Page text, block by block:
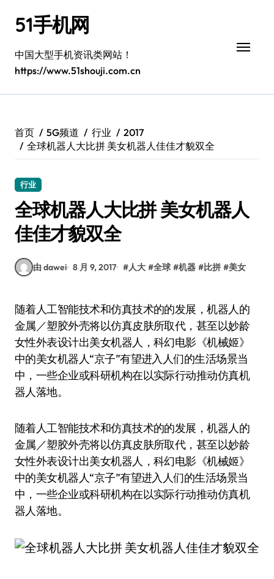
51手机网
中国大型手机资讯类网站！
https://www.51shouji.com.cn
首页 5G频道 行业
2017
全球机器人大比拼 美女机器人佳佳才貌双全
行业
全球机器人大比拼 美女机器人
佳佳才貌双全
由 dawei 8 月 9, 2017 #人大 #全球 #机器 #比拼 #美女
随着人工智能技术和仿真技术的的发展，机器人的
金属／塑胶外壳将以仿真皮肤所取代，甚至以妙龄
女性外表设计出美女机器人，科幻电影《机械姬》
中的美女机器人“京子”有望进入人们的生活场景当
中，一些企业或科研机构在以实际行动推动仿真机
器人落地。
随着人工智能技术和仿真技术的的发展，机器人的
金属／塑胶外壳将以仿真皮肤所取代，甚至以妙龄
女性外表设计出美女机器人，科幻电影《机械姬》
中的美女机器人“京子”有望进入人们的生活场景当
中，一些企业或科研机构在以实际行动推动仿真机
器人落地。